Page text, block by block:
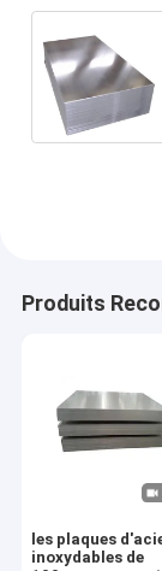
Produits
les plaques
inoxydables de